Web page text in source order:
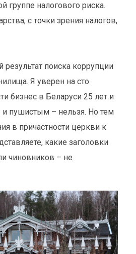
группе налогового риска.
с точки зрения налогов,
результат поиска коррупции
Я уверен на сто
бизнес в Беларуси 25 лет и
и пушистым – нельзя. Но тем
в причастности церкви к
какие заголовки
чиновников – не